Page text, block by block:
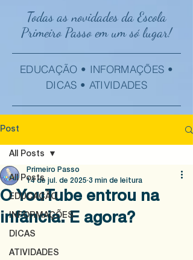
Todas as novidades da Escola
Primeiro Passo em um só lugar!
EDUCAÇÃO • INFORMAÇÕES •
DICAS • ATIVIDADES
Post
All Posts
EDUCAÇÃO
INFORMAÇÕES
DICAS
ATIVIDADES
All Posts
O YouTube entrou na
infância. E agora?
Primeiro Passo
14 de jul. de 2025 3 min de leitura